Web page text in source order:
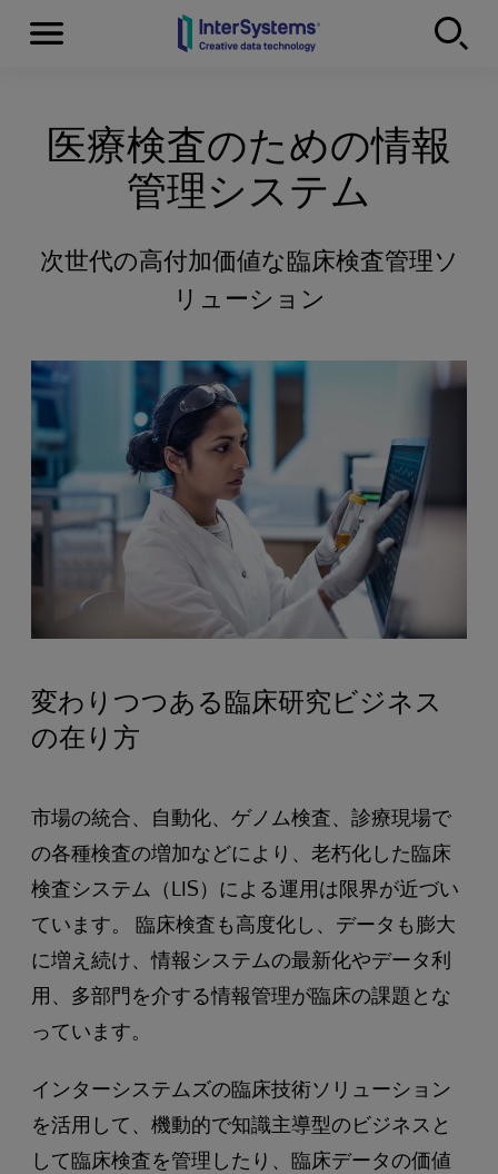
Skip to content
Menu
医療検査のための情報
管理システム
次世代の高付加価値な臨床検査管理ソ
リューション
変わりつつある臨床研究ビジネス
の在り方
市場の統合、自動化、ゲノム検査、診療現場で
の各種検査の増加などにより、老朽化した臨床
検査システム（LIS）による運用は限界が近づい
ています。 臨床検査も高度化し、データも膨大
に増え続け、情報システムの最新化やデータ利
用、多部門を介する情報管理が臨床の課題とな
っています。
インターシステムズの臨床技術ソリューション
を活用して、機動的で知識主導型のビジネスと
して臨床検査を管理したり、臨床データの価値